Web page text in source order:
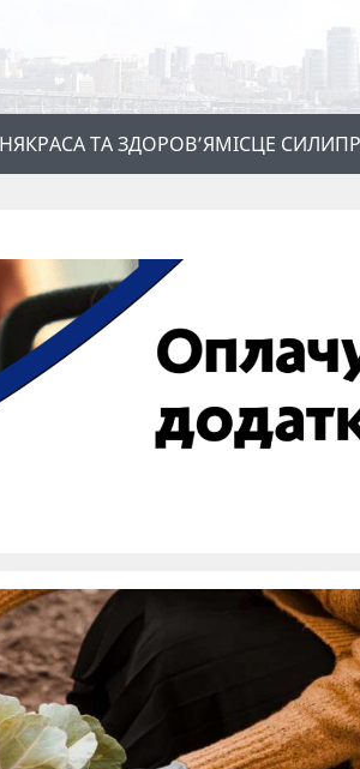
КРАСА ТА ЗДОРОВ’ЯМІСЦЕ СИЛИ